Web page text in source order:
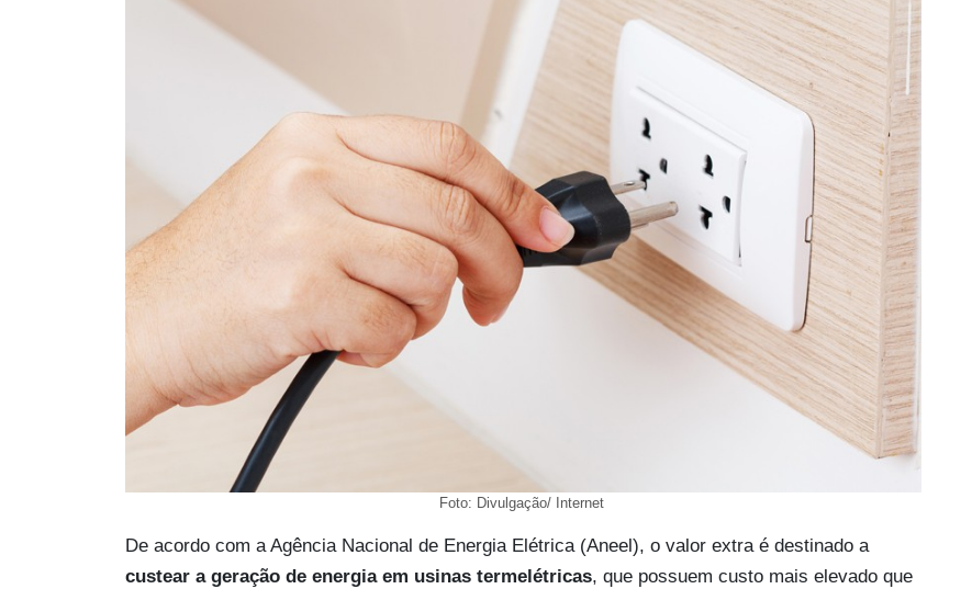
Foto: Divulgação/ Internet
De acordo com a Agência Nacional de Energia Elétrica (Aneel), o valor extra é destinado a
custear a geração de energia em usinas termelétricas, que possuem custo mais elevado que